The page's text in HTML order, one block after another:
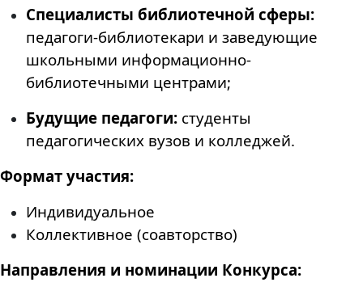
Специалисты библиотечной сферы:
педагоги-библиотекари и заведующие
школьными информационно-
библиотечными центрами;
Будущие педагоги: студенты
педагогических вузов и колледжей.
Формат участия:
Индивидуальное
Коллективное (соавторство)
Направления и номинации Конкурса: